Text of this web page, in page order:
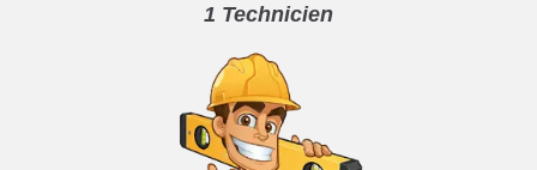
1 Technicien